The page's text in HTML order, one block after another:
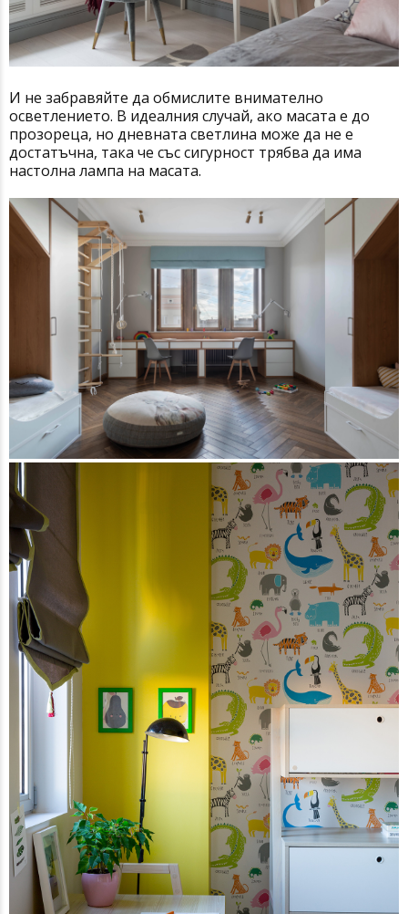
И не забравяйте да обмислите внимателно
осветлението. В идеалния случай, ако масата е до
прозореца, но дневната светлина може да не е
достатъчна, така че със сигурност трябва да има
настолна лампа на масата.